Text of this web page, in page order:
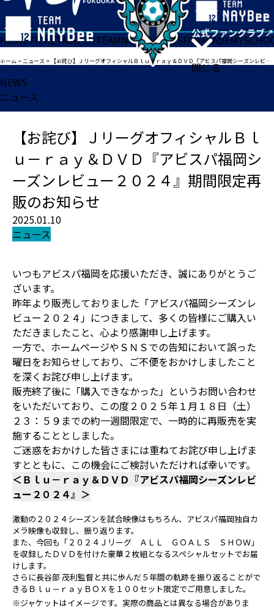
閉じる
HOMETICKETMATCHTEAMNEWSGOODSFANACADEMY
ホーム >ニュース > 【お詫び】ＪリーグオフィシャルＢｌｕ－ｒａｙ＆ＤＶＤ『アビスパ福岡シーズンレビュー２０２４』期間限定再販のお知らせ
NEWS
ニュース
【お詫び】ＪリーグオフィシャルＢｌ
ｕ－ｒａｙ＆ＤＶＤ『アビスパ福岡シ
ーズンレビュー２０２４』期間限定再
販のお知らせ
2025.01.10
ニュース
いつもアビスパ福岡を応援いただき、誠にありがとうご
ざいます。
昨年より販売しておりました「アビスパ福岡シーズンレ
ビュー２０２４」につきまして、多くの皆様にご購入い
ただきましたこと、心より感謝申し上げます。
一方で、ホームページやＳＮＳでの告知において誤った
曜日をお知らせしており、ご不便をおかけしましたこと
を深くお詫び申し上げます。
販売終了後に「購入できなかった」というお問い合わせ
をいただいており、この度２０２５年１月１８日（土）
２３：５９までの約一週間限定で、一時的に再販売を実
施することとしました。
ご迷惑をおかけした皆さまには重ねてお詫び申し上げま
すとともに、この機会にご検討いただければ幸いです。
＜Ｂｌｕ－ｒａｙ＆ＤＶＤ『アビスパ福岡シーズンレビ
ュー２０２４』＞
激動の２０２４シーズンを試合映像はもちろん、アビスパ福岡独自カ
メラ映像も収録し、振り返ります。
また、今回も「２０２４Ｊリーグ ＡＬＬ ＧＯＡＬＳ ＳＨＯＷ」
を収録したＤＶＤを付けた豪華２枚組となるスペシャルセットでお届
けします。
さらに長谷部 茂利監督と共に歩んだ５年間の軌跡を振り返ることがで
きるＢｌｕ－ｒａｙＢＯＸを１００セット限定でご用意しました。
※ジャケットはイメージです。実際の商品とは異なる場合がありま